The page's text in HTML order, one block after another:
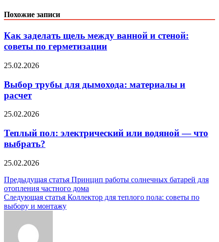
Похожие записи
Как заделать щель между ванной и стеной:
советы по герметизации
25.02.2026
Выбор трубы для дымохода: материалы и
расчет
25.02.2026
Теплый пол: электрический или водяной — что
выбрать?
25.02.2026
Навигация
по
записям
Предыдущая статья Принцип работы солнечных батарей для
отопления частного дома
Следующая статья Коллектор для теплого пола: советы по
выбору и монтажу